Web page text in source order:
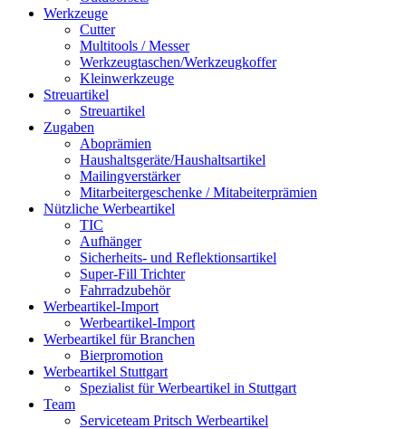
Werkzeuge
Cutter
Multitools / Messer
Werkzeugtaschen/Werkzeugkoffer
Kleinwerkzeuge
Streuartikel
Streuartikel
Zugaben
Aboprämien
Haushaltsgeräte/Haushaltsartikel
Mailingverstärker
Mitarbeitergeschenke / Mitabeiterprämien
Nützliche Werbeartikel
TIC
Aufhänger
Sicherheits- und Reflektionsartikel
Super-Fill Trichter
Fahrradzubehör
Werbeartikel-Import
Werbeartikel-Import
Werbeartikel für Branchen
Bierpromotion
Werbeartikel Stuttgart
Spezialist für Werbeartikel in Stuttgart
Team
Serviceteam Pritsch Werbeartikel